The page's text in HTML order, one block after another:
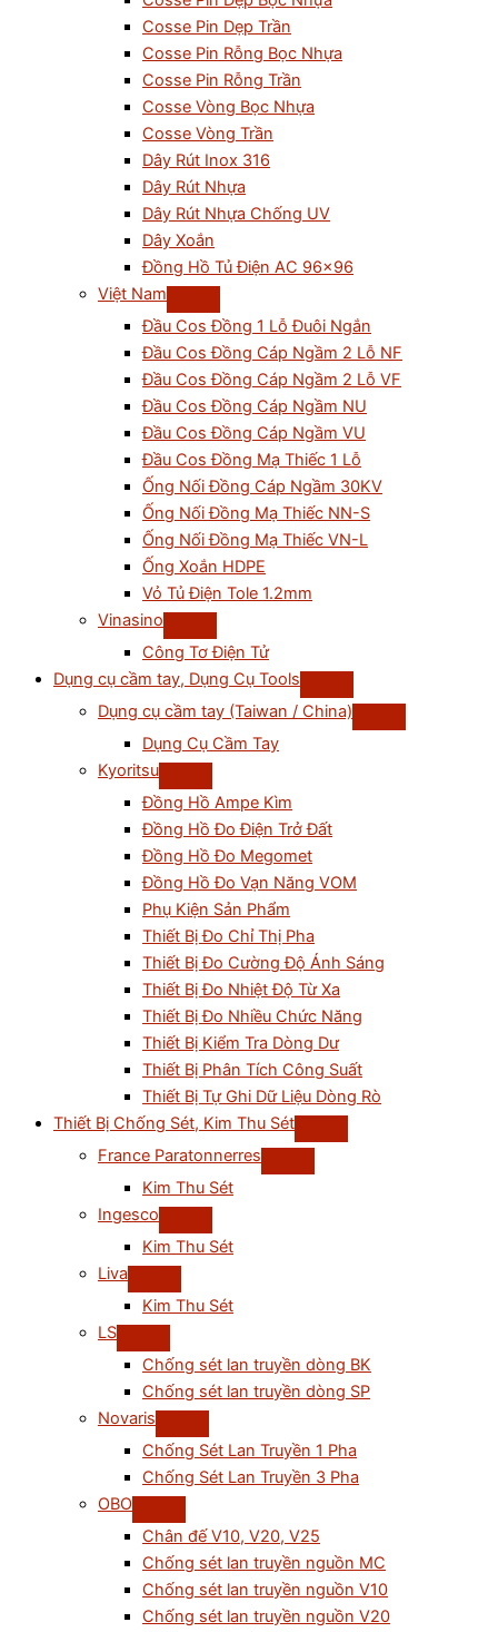
Cosse Pin Dẹp Trần
Cosse Pin Rỗng Bọc Nhựa
Cosse Pin Rỗng Trần
Cosse Vòng Bọc Nhựa
Cosse Vòng Trần
Dây Rút Inox 316
Dây Rút Nhựa
Dây Rút Nhựa Chống UV
Dây Xoắn
Đồng Hồ Tủ Điện AC 96×96
Việt Nam
Đầu Cos Đồng 1 Lỗ Đuôi Ngắn
Đầu Cos Đồng Cáp Ngầm 2 Lỗ NF
Đầu Cos Đồng Cáp Ngầm 2 Lỗ VF
Đầu Cos Đồng Cáp Ngầm NU
Đầu Cos Đồng Cáp Ngầm VU
Đầu Cos Đồng Mạ Thiếc 1 Lỗ
Ống Nối Đồng Cáp Ngầm 30KV
Ống Nối Đồng Mạ Thiếc NN-S
Ống Nối Đồng Mạ Thiếc VN-L
Ống Xoắn HDPE
Vỏ Tủ Điện Tole 1.2mm
Vinasino
Công Tơ Điện Tử
Dụng cụ cầm tay, Dụng Cụ Tools
Dụng cụ cầm tay (Taiwan / China)
Dụng Cụ Cầm Tay
Kyoritsu
Đồng Hồ Ampe Kìm
Đồng Hồ Đo Điện Trở Đất
Đồng Hồ Đo Megomet
Đồng Hồ Đo Vạn Năng VOM
Phụ Kiện Sản Phẩm
Thiết Bị Đo Chỉ Thị Pha
Thiết Bị Đo Cường Độ Ánh Sáng
Thiết Bị Đo Nhiệt Độ Từ Xa
Thiết Bị Đo Nhiều Chức Năng
Thiết Bị Kiểm Tra Dòng Dư
Thiết Bị Phân Tích Công Suất
Thiết Bị Tự Ghi Dữ Liệu Dòng Rò
Thiết Bị Chống Sét, Kim Thu Sét
France Paratonnerres
Kim Thu Sét
Ingesco
Kim Thu Sét
Liva
Kim Thu Sét
LS
Chống sét lan truyền dòng BK
Chống sét lan truyền dòng SP
Novaris
Chống Sét Lan Truyền 1 Pha
Chống Sét Lan Truyền 3 Pha
OBO
Chân đế V10, V20, V25
Chống sét lan truyền nguồn MC
Chống sét lan truyền nguồn V10
Chống sét lan truyền nguồn V20